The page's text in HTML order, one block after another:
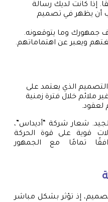
إذا كانت لديك رسالة
أن يظهر في تصميم
جمهورك وما يتوقعونه.
ويعبر عن اهتماماتهم.
الذي يعتمد على
ملائم خلال فترة زمنية
لعقود.
شعار شركة “أديداس”،
قوية على قوة الحركة
تمامًا مع الجمهور
إذ تؤثر بشكل مباشر